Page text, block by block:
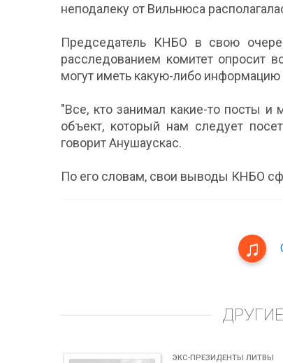
неподалеку от Вильнюса
Председатель КНБО в свою
расследованием комитет опросит
могут иметь какую-либо информацию
"Все, кто занимал какие-то посты и
объект, который нам следует
говорит Анушаускас.
По его словам, свои выводы КНБО
ЭКС-ПРЕЗИДЕНТЫ ЛИТВЫ